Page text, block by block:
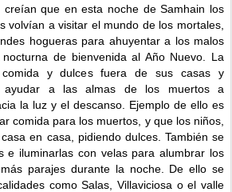
creían que en esta noche de Samhain los
volvían a visitar el mundo de los mortales,
hogueras para ahuyentar a los malos
de bienvenida al Año Nuevo. La
y dulces fuera de sus casas y
ayudar a las almas de los muertos a
la luz y el descanso. Ejemplo de ello es
comida para los muertos, y que los niños,
en casa, pidiendo dulces. También se
e iluminarlas con velas para alumbrar los
parajes durante la noche. De ello se
como Salas, Villaviciosa o el valle